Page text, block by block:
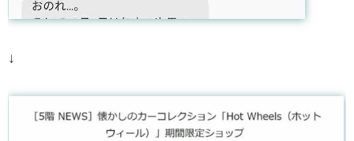
↓